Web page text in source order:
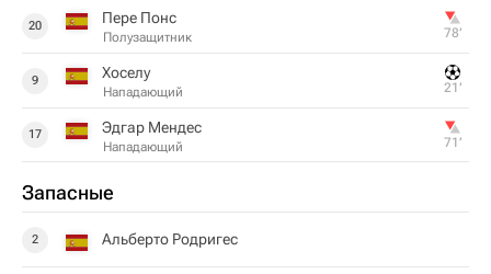
20 Пере Понс
Полузащитник 78‎’‎
9 Хоселу
Нападающий 21‎’‎
17 Эдгар Мендес
Нападающий 71‎’‎
Запасные
2 Альберто Родригес